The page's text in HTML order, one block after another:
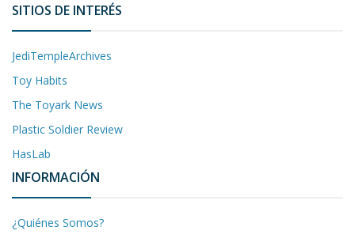
SITIOS DE INTERÉS
JediTempleArchives
Toy Habits
The Toyark News
Plastic Soldier Review
HasLab
INFORMACIÓN
¿Quiénes Somos?